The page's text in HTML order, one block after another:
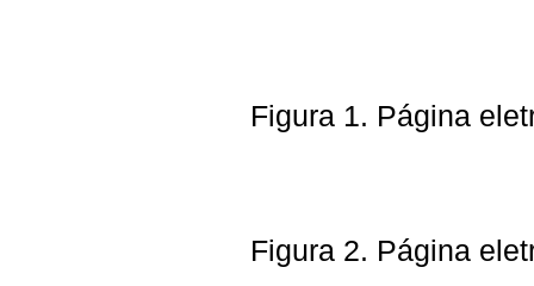
Figura 1. Página
Figura 2. Página